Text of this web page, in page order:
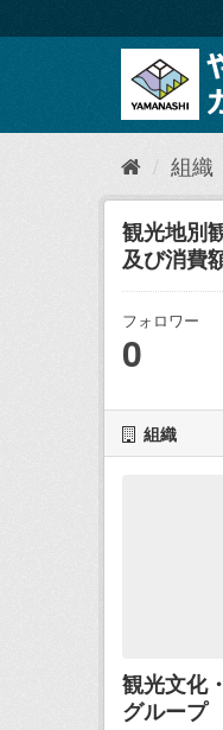
キ
て
組織
観光地別
及び消費
フォロワー
0
組織
観光文化
グループ